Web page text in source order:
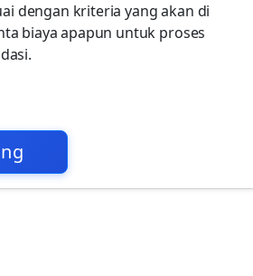
dengan kriteria yang akan di
biaya apapun untuk proses